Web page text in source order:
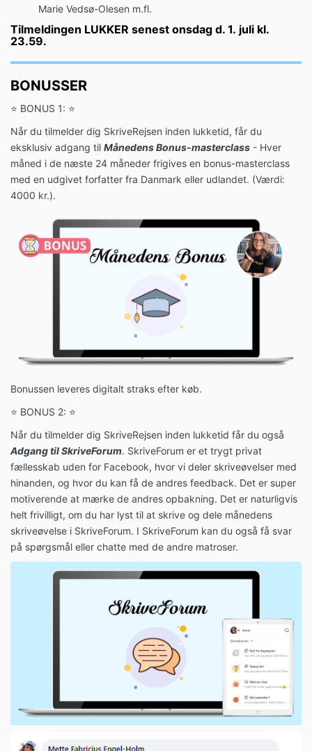
Marie Vedsø-Olesen m.fl.
Tilmeldingen LUKKER senest onsdag d. 1. juli kl.
23.59.
BONUSSER
⭐ BONUS 1: ⭐
Når du tilmelder dig SkriveRejsen inden lukketid, får du
eksklusiv adgang til Månedens Bonus-masterclass - Hver
måned i de næste 24 måneder frigives en bonus-masterclass
med en udgivet forfatter fra Danmark eller udlandet. (Værdi:
4000 kr.).
Bonussen leveres digitalt straks efter køb.
⭐ BONUS 2: ⭐
Når du tilmelder dig SkriveRejsen inden lukketid får du også
Adgang til SkriveForum. SkriveForum er et trygt privat
fællesskab uden for Facebook, hvor vi deler skriveøvelser med
hinanden, og hvor du kan få de andres feedback. Det er super
motiverende at mærke de andres opbakning. Det er naturligvis
helt frivilligt, om du har lyst til at skrive og dele månedens
skriveøvelse i SkriveForum. I SkriveForum kan du også få svar
på spørgsmål eller chatte med de andre matroser.